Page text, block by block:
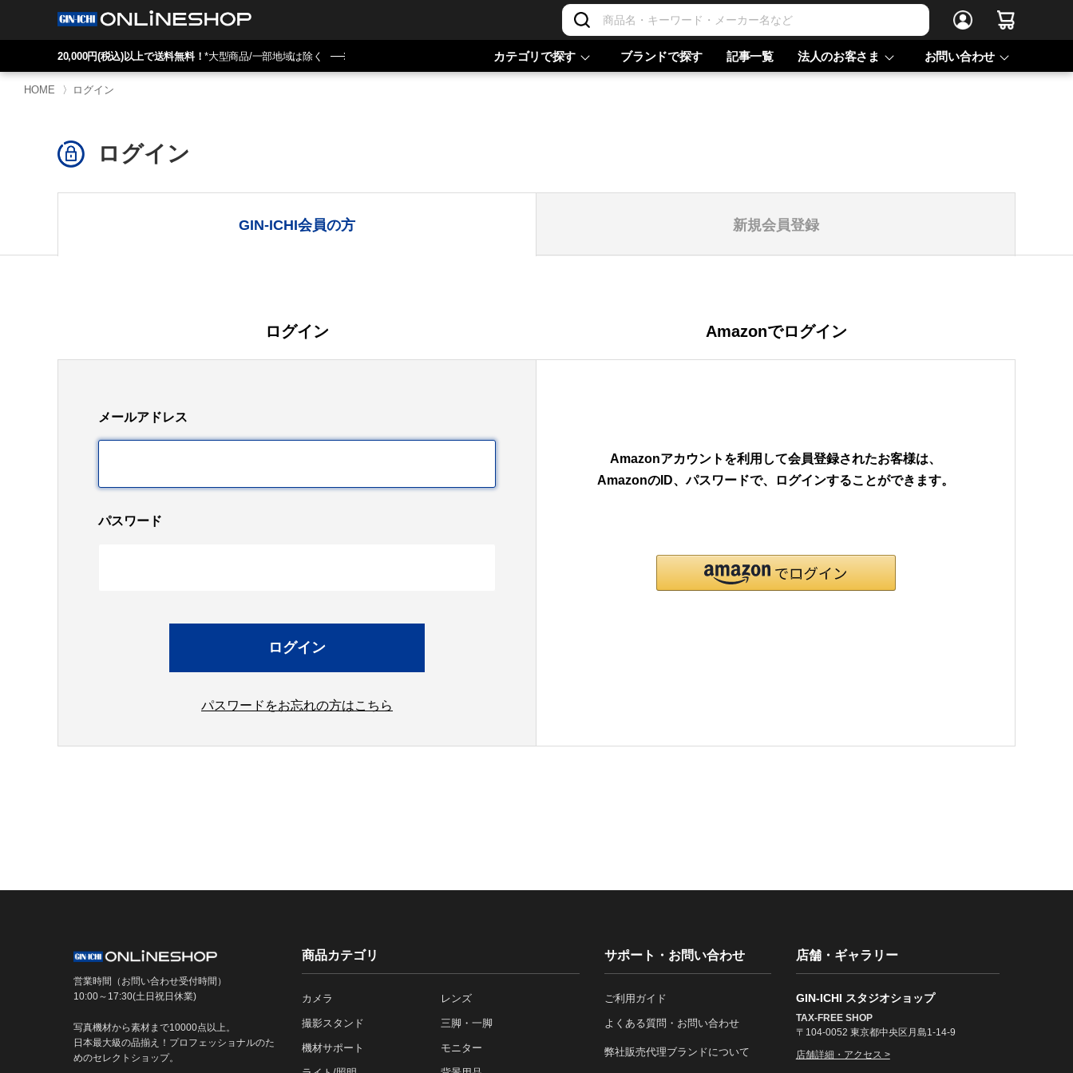
20,000円(税込)以上で送料無料！*大型商品/一部地域は除く カテゴリで探す ブランドで探す 記事一覧 法人のお客さま お問い合わせ
HOME 〉 ログイン
ログイン
GIN-ICHI会員の方 新規会員登録
ログイン
メールアドレス
パスワード
パスワードをお忘れの方はこちら
Amazonでログイン
Amazonアカウントを利用して会員登録されたお客様は、
AmazonのID、パスワードで、ログインすることができます。
営業時間（お問い合わせ受付時間）
10:00～17:30(土日祝日休業)
写真機材から素材まで10000点以上。
日本最大級の品揃え！プロフェッショナルのた
めのセレクトショップ。
商品カテゴリ
カメラ レンズ
撮影スタンド 三脚・一脚
機材サポート モニター
サポート・お問い合わせ
ご利用ガイド
よくある質問・お問い合わせ
弊社販売代理ブランドについて
店舗・ギャラリー
GIN-ICHI スタジオショップ
TAX-FREE SHOP
〒104-0052 東京都中央区月島1-14-9
店舗詳細・アクセス >